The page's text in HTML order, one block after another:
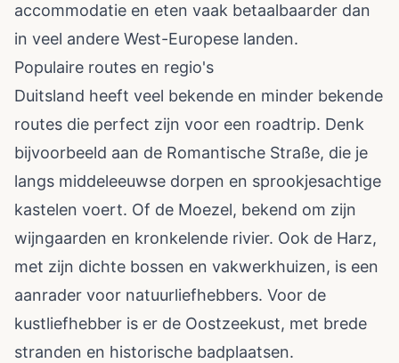
accommodatie en eten vaak betaalbaarder dan
in veel andere West-Europese landen.
Populaire routes en regio's
Duitsland heeft veel bekende en minder bekende
routes die perfect zijn voor een roadtrip. Denk
bijvoorbeeld aan de Romantische Straße, die je
langs middeleeuwse dorpen en sprookjesachtige
kastelen voert. Of de Moezel, bekend om zijn
wijngaarden en kronkelende rivier. Ook de Harz,
met zijn dichte bossen en vakwerkhuizen, is een
aanrader voor natuurliefhebbers. Voor de
kustliefhebber is er de Oostzeekust, met brede
stranden en historische badplaatsen.